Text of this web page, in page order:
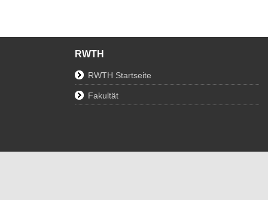
RWTH
RWTH Startseite
Fakultät